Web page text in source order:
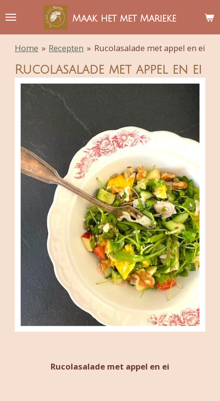
direct
naar
Maak het met Marieke
Home » Recepten » Rucolasalade met appel en ei
Rucolasalade met appel en ei
Rucolasalade met appel en ei